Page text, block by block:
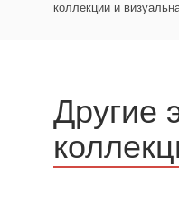
коллекции и
Другие